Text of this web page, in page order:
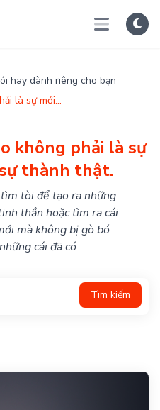
hay dành riêng cho bạn
là sự mới...
không phải là sự
thành thật.
tòi để tạo ra những
thần hoặc tìm ra cái
mà không bị gò bó
cái đã có
Tìm kiếm